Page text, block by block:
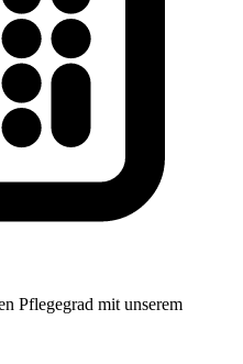
Pflegegrad mit unserem